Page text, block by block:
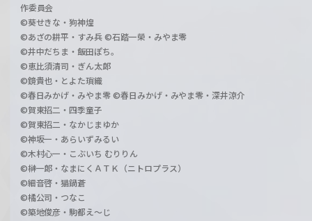
作委員会
©葵せきな・狗神煌
©あざの耕平・すみ兵 ©石踏一榮・みやま零
©井中だちま・飯田ぽち。
©恵比須清司・ぎん太郎
©鏡貴也・とよた瑣織
©春日みかげ・みやま零 ©春日みかげ・みやま零・深井涼介
©賀東招二・四季童子
©賀東招二・なかじまゆか
©神坂一・あらいずみるい
©木村心一・こぶいち むりりん
©榊一郎・なまにくＡＴＫ（ニトロプラス）
©細音啓・猫鍋蒼
©橘公司・つなこ
©築地俊彦・駒都え～じ